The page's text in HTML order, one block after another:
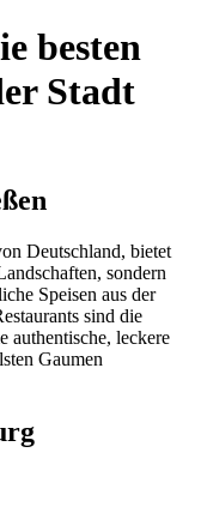
besten
Stadt
Deutschland, bietet
sondern
Speisen aus der
sind die
authentische, leckere
Gaumen